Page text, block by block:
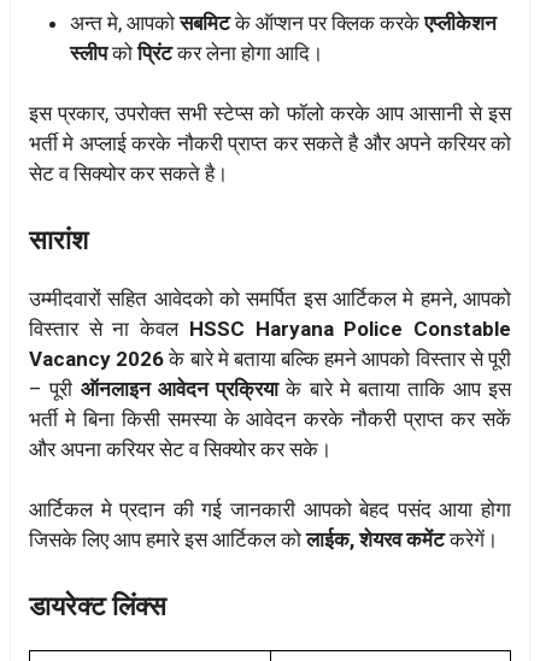
अन्त मे, आपकोसबमिटके ऑप्शन पर क्लिक करकेएप्लीकेशन
स्लीपकोप्रिंटकर लेना होगा आदि।
इस प्रकार, उपरोक्त सभी स्टेप्स को फॉलो करके आप आसानी से इस
भर्ती मे अप्लाई करके नौकरी प्राप्त कर सकते है और अपने करियर को
सेट व सिक्योर कर सकते है।
सारांश
उम्मीदवारों सहित आवेदको को समर्पित इस आर्टिकल मे हमने, आपको
विस्तार से ना केवल HSSC Haryana Police Constable
Vacancy 2026के बारे मे बताया बल्कि हमने आपको विस्तार से पूरी
– पूरी ऑनलाइन आवेदन प्रक्रियाके बारे मे बताया ताकि आप इस
भर्ती मे बिना किसी समस्या के आवेदन करके नौकरी प्राप्त कर सकें
और अपना करियर सेट व सिक्योर कर सके।
आर्टिकल मे प्रदान की गई जानकारी आपको बेहद पसंद आया होगा
जिसके लिए आप हमारे इस आर्टिकल कोलाईक, शेयरव कमेंटकरेगें।
डायरेक्ट लिंक्स